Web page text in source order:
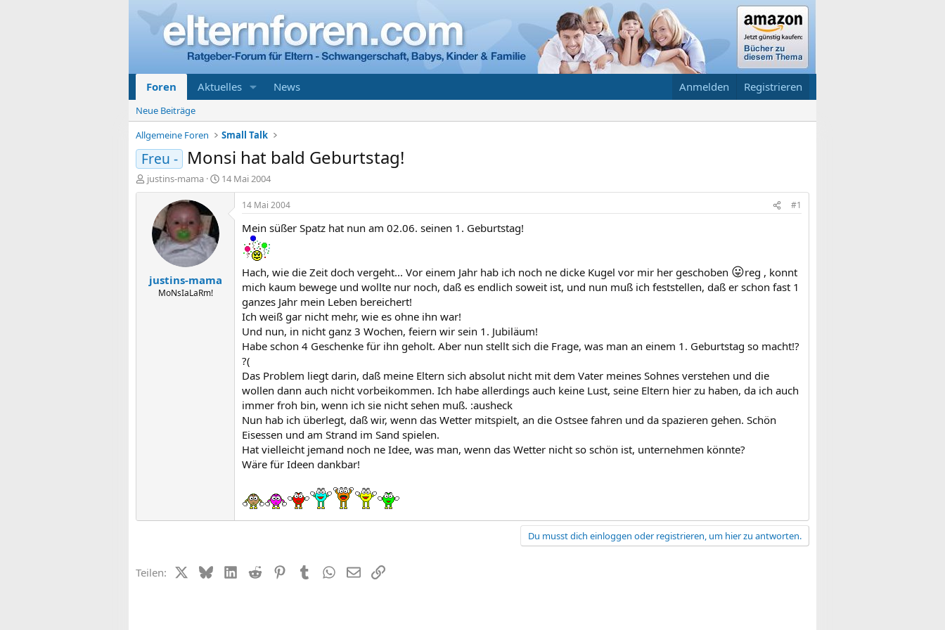
Foren Aktuelles News Anmelden Registrieren
Neue Beiträge
Allgemeine Foren
Small Talk
Freu - Monsi hat bald Geburtstag!
E
r
justins-mama
E
r
a
14 Mai 2004
justins-mama
MoNsIaLaRm!
14 Mai 2004 #1
Mein süßer Spatz hat nun am 02.06. seinen 1. Geburtstag!
Hach, wie die Zeit doch vergeht... Vor einem Jahr hab ich noch ne dicke Kugel vor mir her geschoben 😛reg , konnt
mich kaum bewege und wollte nur noch, daß es endlich soweit ist, und nun muß ich feststellen, daß er schon fast 1
ganzes Jahr mein Leben bereichert!
Ich weiß gar nicht mehr, wie es ohne ihn war!
Und nun, in nicht ganz 3 Wochen, feiern wir sein 1. Jubiläum!
Habe schon 4 Geschenke für ihn geholt. Aber nun stellt sich die Frage, was man an einem 1. Geburtstag so macht!?
?(
Das Problem liegt darin, daß meine Eltern sich absolut nicht mit dem Vater meines Sohnes verstehen und die
wollen dann auch nicht vorbeikommen. Ich habe allerdings auch keine Lust, seine Eltern hier zu haben, da ich auch
immer froh bin, wenn ich sie nicht sehen muß. :ausheck
Nun hab ich überlegt, daß wir, wenn das Wetter mitspielt, an die Ostsee fahren und da spazieren gehen. Schön
Eisessen und am Strand im Sand spielen.
Hat vielleicht jemand noch ne Idee, was man, wenn das Wetter nicht so schön ist, unternehmen könnte?
Wäre für Ideen dankbar!
Du musst dich einloggen oder registrieren, um hier zu antworten.
Teilen: X (Twitter)
BlueskyLinkedIn
Reddit PinterestTumblrWhatsApp
E-MailLink